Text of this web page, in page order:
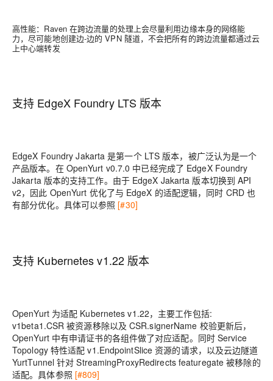
高性能：Raven 在跨边流量的处理上会尽量利用边缘本身的网络能
力，尽可能地创建边-边的 VPN 隧道，不会把所有的跨边流量都通过云
上中心端转发
支持 EdgeX Foundry LTS 版本
EdgeX Foundry Jakarta 是第一个 LTS 版本，被广泛认为是一个
产品版本。在 OpenYurt v0.7.0 中已经完成了 EdgeX Foundry
Jakarta 版本的支持工作。由于 EdgeX Jakarta 版本切换到 API
v2，因此 OpenYurt 优化了与 EdgeX 的适配逻辑，同时 CRD 也
有部分优化。具体可以参照[#30]
支持 Kubernetes v1.22 版本
OpenYurt 为适配 Kubernetes v1.22，主要工作包括:
v1beta1.CSR 被资源移除以及 CSR.signerName 校验更新后，
OpenYurt 中有申请证书的各组件做了对应适配。同时 Service
Topology 特性适配 v1.EndpointSlice 资源的请求，以及云边隧道
YurtTunnel 针对 StreamingProxyRedirects featuregate 被移除的
适配。具体参照 [#809]